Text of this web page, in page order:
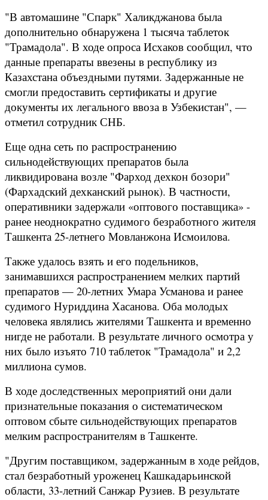
"В автомашине "Спарк" Халикджанова была
дополнительно обнаружена 1 тысяча таблеток
"Трамадола". В ходе опроса Исхаков сообщил, что
данные препараты ввезены в республику из
Казахстана объездными путями. Задержанные не
смогли предоставить сертификаты и другие
документы их легального ввоза в Узбекистан", —
отметил сотрудник СНБ.
Еще одна сеть по распространению
сильнодействующих препаратов была
ликвидирована возле "Фарход дехкон бозори"
(Фархадский дехканский рынок). В частности,
оперативники задержали «оптового поставщика» -
ранее неоднократно судимого безработного жителя
Ташкента 25-летнего Мовланжона Исмоилова.
Также удалось взять и его подельников,
занимавшихся распространением мелких партий
препаратов — 20-летних Умара Усманова и ранее
судимого Нуриддина Хасанова. Оба молодых
человека являлись жителями Ташкента и временно
нигде не работали. В результате личного осмотра у
них было изъято 710 таблеток "Трамадола" и 2,2
миллиона сумов.
В ходе доследственных мероприятий они дали
признательные показания о систематическом
оптовом сбыте сильнодействующих препаратов
мелким распространителям в Ташкенте.
"Другим поставщиком, задержанным в ходе рейдов,
стал безработный уроженец Кашкадарьинской
области, 33-летний Санжар Рузиев. В результате